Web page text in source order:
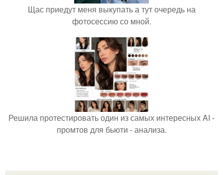
Щас приедут меня выкупать а тут очередь на
фотосессию со мной.
Решила протестировать один из самых интересных AI -
промтов для бьюти - анализа.